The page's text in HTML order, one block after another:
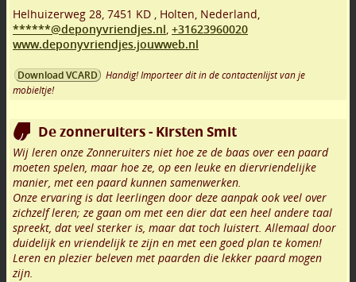
Helhuizerweg 28, 7451 KD , Holten, Nederland,
******@deponyvriendjes.nl, +31623960020
www.deponyvriendjes.jouwweb.nl
Download VCARD
Handig! Importeer dit in de contactenlijst van je
mobieltje!
De zonneruiters - Kirsten Smit
Wij leren onze Zonneruiters niet hoe ze de baas over een paard
moeten spelen, maar hoe ze, op een leuke en diervriendelijke
manier, met een paard kunnen samenwerken.
Onze ervaring is dat leerlingen door deze aanpak ook veel over
zichzelf leren; ze gaan om met een dier dat een heel andere taal
spreekt, dat veel sterker is, maar dat toch luistert. Allemaal door
duidelijk en vriendelijk te zijn en met een goed plan te komen!
Leren en plezier beleven met paarden die lekker paard mogen
zijn.